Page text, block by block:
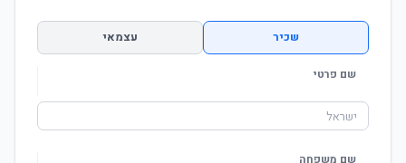
שכיר עצמאי
שם פרטי
שם משפחה